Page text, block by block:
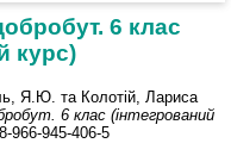
6 клас
курс)
Я.Ю. та Колотій, Лариса
6 клас (інтегрований
966-945-406-5